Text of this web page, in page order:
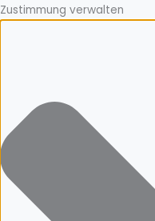
Zustimmung verwalten